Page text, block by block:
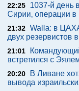
22:25
1037-й день
Сирии, операции
21:32 Walla: в
двух резервистов
21:01
встретился с
20:20
В Ливане
вывода